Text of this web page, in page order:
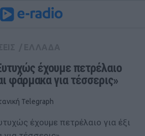
έχουμε πετρέλαιο
φάρμακα για τέσσερις»
Telegraph